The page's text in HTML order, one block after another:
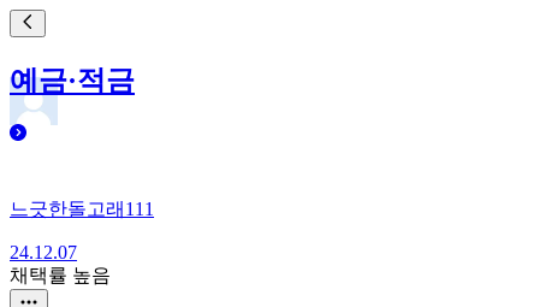
예금·적금
느긋한돌고래111
24.12.07
채택률 높음